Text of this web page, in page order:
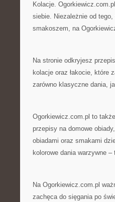
Kolacje.
siebie. Niezależnie od
smakoszem, na
Na stronie odkryjesz
kolacje oraz łakocie, które
zarówno klasyczne dania,
Ogorkiewicz.com.pl to
przepisy na domowe
obiadami oraz smakami
kolorowe dania warzywne
Na Ogorkiewicz.com.pl
zachęca do sięgania po